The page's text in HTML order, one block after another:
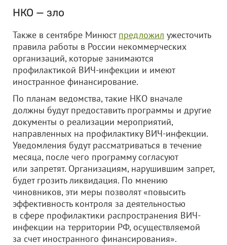
НКО — зло
Также в сентябре Минюстпредложил ужесточить
правила работы в России некоммерческих
организаций, которые занимаются
профилактикой ВИЧ-инфекции и имеют
иностранное финансирование.
По планам ведомства, такие НКО вначале
должны будут предоставить программы и другие
документы о реализации мероприятий,
направленных на профилактику ВИЧ-инфекции.
Уведомления будут рассматриваться в течение
месяца, после чего программу согласуют
или запретят. Организациям, нарушившим запрет,
будет грозить ликвидация. По мнению
чиновников, эти меры позволят «повысить
эффективность контроля за деятельностью
в сфере профилактики распространения ВИЧ-
инфекции на территории РФ, осуществляемой
за счет иностранного финансирования».